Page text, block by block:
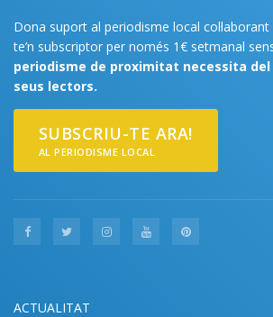
Dona suport al periodisme local
te’n subscriptor per només 1€ setmanal
periodisme de proximitat necessita
seus lectors.
SUBSCRIU-TE ARA!
AL PERIODISME LOCAL
ACTUALITAT